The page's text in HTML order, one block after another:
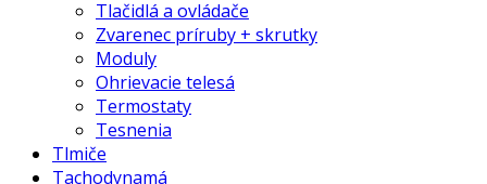
Tlačidlá a ovládače
Zvarenec príruby + skrutky
Moduly
Ohrievacie telesá
Termostaty
Tesnenia
Tlmiče
Tachodynamá